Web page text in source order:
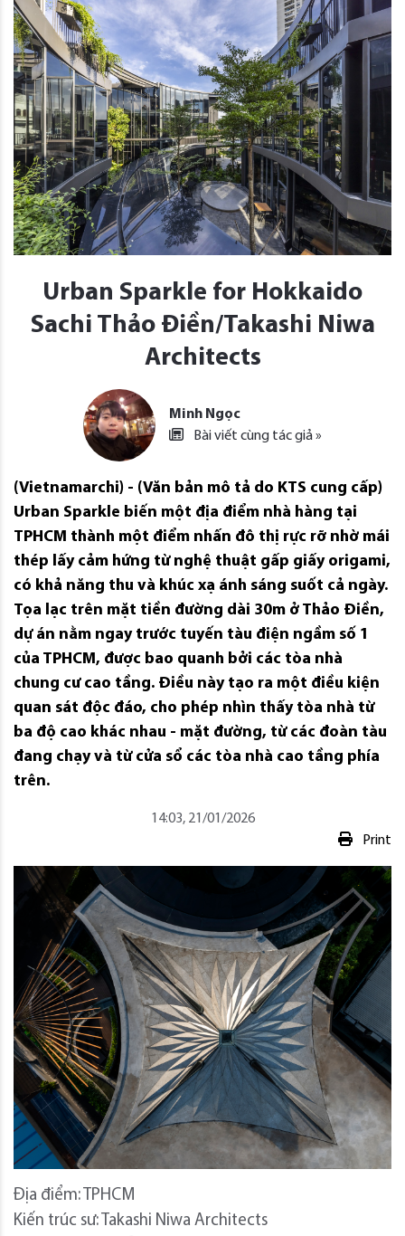
Urban Sparkle for Hokkaido
Sachi Thảo Điền/Takashi Niwa
Architects
Minh Ngọc
Bài viết cùng tác giả »
(Vietnamarchi) - (Văn bản mô tả do KTS cung cấp)
Urban Sparkle biến một địa điểm nhà hàng tại
TPHCM thành một điểm nhấn đô thị rực rỡ nhờ mái
thép lấy cảm hứng từ nghệ thuật gấp giấy origami,
có khả năng thu và khúc xạ ánh sáng suốt cả ngày.
Tọa lạc trên mặt tiền đường dài 30m ở Thảo Điền,
dự án nằm ngay trước tuyến tàu điện ngầm số 1
của TPHCM, được bao quanh bởi các tòa nhà
chung cư cao tầng. Điều này tạo ra một điều kiện
quan sát độc đáo, cho phép nhìn thấy tòa nhà từ
ba độ cao khác nhau - mặt đường, từ các đoàn tàu
đang chạy và từ cửa sổ các tòa nhà cao tầng phía
trên.
14:03, 21/01/2026
Print
Địa điểm: TPHCM
Kiến trúc sư: Takashi Niwa Architects